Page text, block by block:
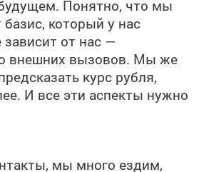
Понятно, что мы
который у нас
от нас —
внешних вызовов. Мы же
курс рубля,
И все эти аспекты нужно
мы много ездим,